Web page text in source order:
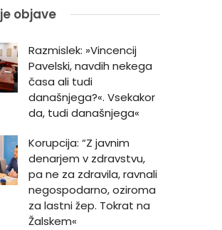
objave
Razmislek: »Vincencij
Pavelski, navdih nekega
časa ali tudi
današnjega?«. Vsekakor
da, tudi današnjega«
Korupcija: “Z javnim
denarjem v zdravstvu,
pa ne za zdravila, ravnali
negospodarno, oziroma
za lastni žep. Tokrat na
Žalskem«